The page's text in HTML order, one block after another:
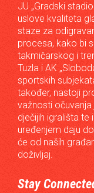
JU „Gradski
uslove kvaliteta
staze za
procesa, kako bi
takmičarskog i
Tuzla i AK
sportskih
također, nastoji
važnosti
dječijih igrališta te
uređenjem daju
će od naših
doživljaj.
Stay